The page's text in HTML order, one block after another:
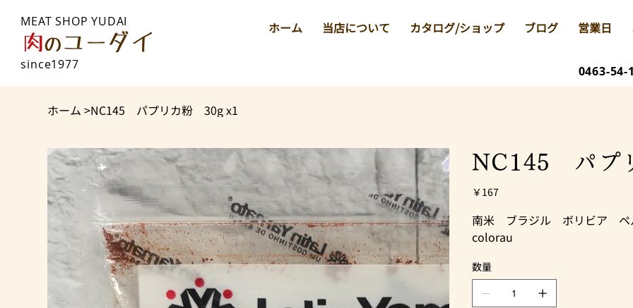
0463-54-
MEAT SHOP YUDAI
since1977
ホーム 当店について カタログ/ショップ ブログ 営業日
ホーム >NC145 パプリカ粉 30g x1
NC145 パプ
価
格
￥167
南米 ブラジル ボリビア ペ
colorau
数量